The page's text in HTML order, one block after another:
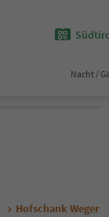
Nacht /
Hofschank Weger